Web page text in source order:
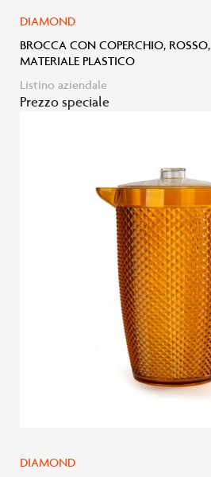
DIAMOND
BROCCA CON COPERCHIO, ROSSO,
MATERIALE PLASTICO
Listino aziendale
Prezzo speciale
DIAMOND